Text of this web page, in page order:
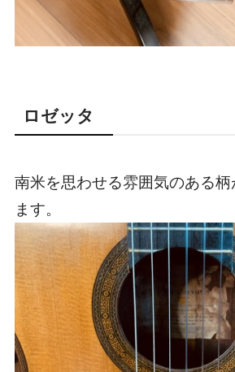
ロゼッタ
南米を思わせる雰囲気のある
ます。